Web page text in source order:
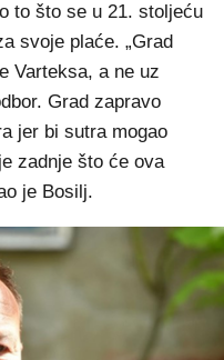
to što se u 21. stoljeću
svoje plaće. „Grad
Varteksa, a ne uz
Grad zapravo
jer bi sutra mogao
zadnje što će ova
je Bosilj.